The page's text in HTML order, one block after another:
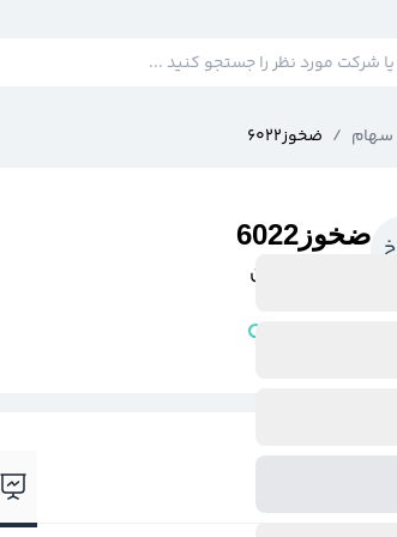
سهام / ضخوز6022
خ ضخوز6022
فولاد خوزستان